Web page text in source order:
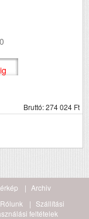
Bruttó: 274 024 Ft
Archiv
Rólunk
Szállítási
feltételek